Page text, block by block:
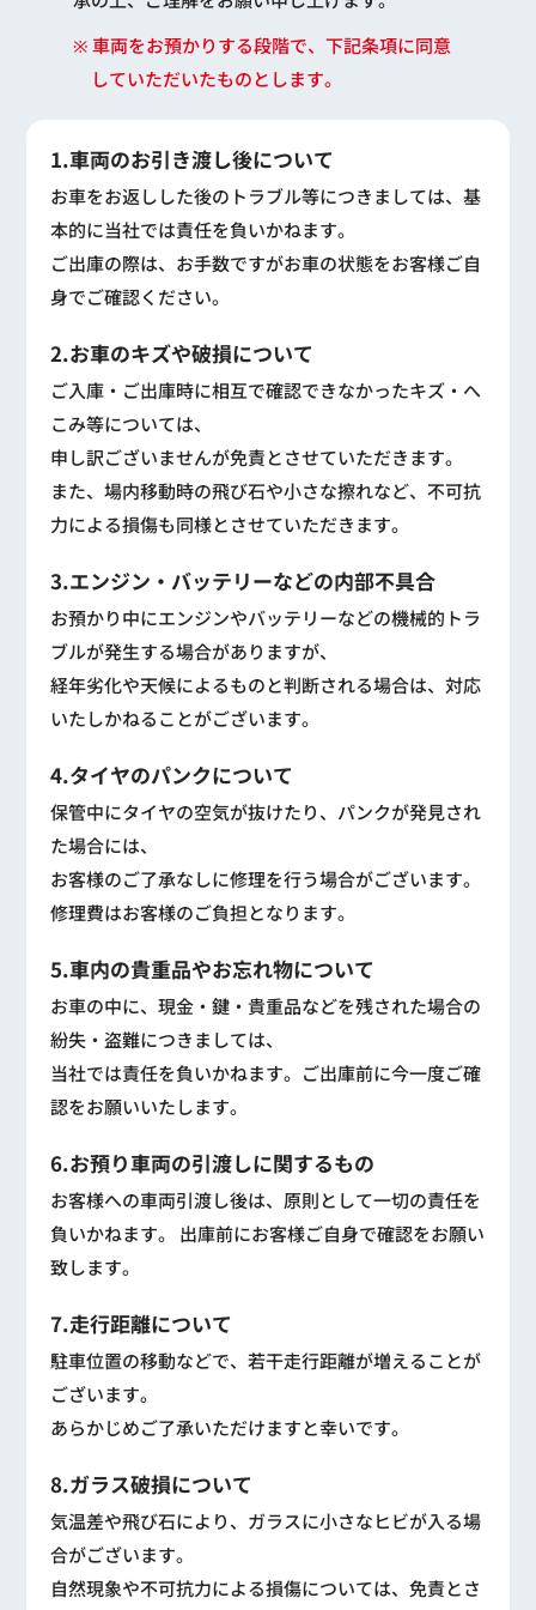
※ 車両をお預かりする段階で、下記条項に同意
していただいたものとします。
1.車両のお引き渡し後について
お車をお返しした後のトラブル等につきましては、基
本的に当社では責任を負いかねます。
ご出庫の際は、お手数ですがお車の状態をお客様ご自
身でご確認ください。
2.お車のキズや破損について
ご入庫・ご出庫時に相互で確認できなかったキズ・へ
こみ等については、
申し訳ございませんが免責とさせていただきます。
また、場内移動時の飛び石や小さな擦れなど、不可抗
力による損傷も同様とさせていただきます。
3.エンジン・バッテリーなどの内部不具合
お預かり中にエンジンやバッテリーなどの機械的トラ
ブルが発生する場合がありますが、
経年劣化や天候によるものと判断される場合は、対応
いたしかねることがございます。
4.タイヤのパンクについて
保管中にタイヤの空気が抜けたり、パンクが発見され
た場合には、
お客様のご了承なしに修理を行う場合がございます。
修理費はお客様のご負担となります。
5.車内の貴重品やお忘れ物について
お車の中に、現金・鍵・貴重品などを残された場合の
紛失・盗難につきましては、
当社では責任を負いかねます。ご出庫前に今一度ご確
認をお願いいたします。
6.お預り車両の引渡しに関するもの
お客様への車両引渡し後は、原則として一切の責任を
負いかねます。 出庫前にお客様ご自身で確認をお願い
致します。
7.走行距離について
駐車位置の移動などで、若干走行距離が増えることが
ございます。
あらかじめご了承いただけますと幸いです。
8.ガラス破損について
気温差や飛び石により、ガラスに小さなヒビが入る場
合がございます。
自然現象や不可抗力による損傷については、免責とさ